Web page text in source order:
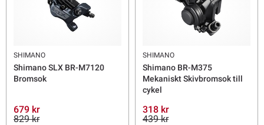
SHIMANO
Shimano SLX BR-M7120
Bromsok
679 kr
829 kr
SHIMANO
Shimano BR-M375
Mekaniskt Skivbromsok till
cykel
318 kr
439 kr